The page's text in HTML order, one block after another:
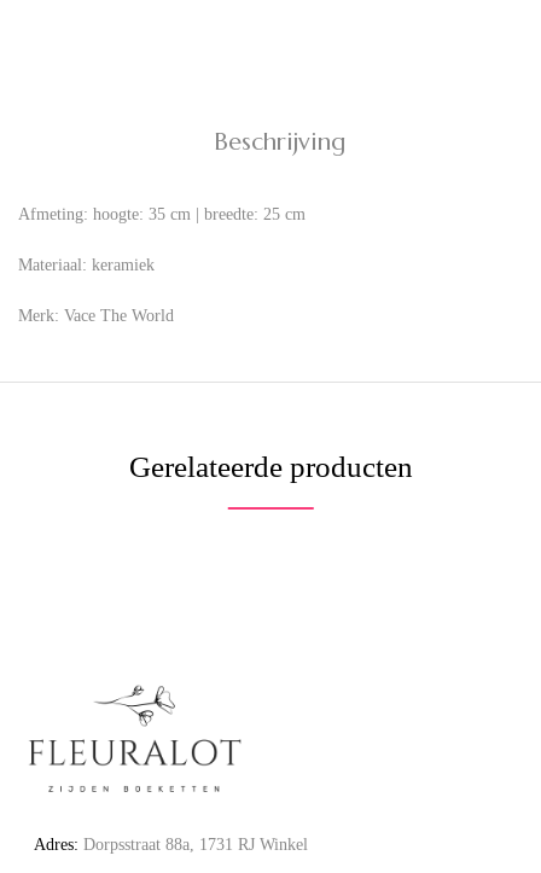
Beschrijving
Afmeting: hoogte: 35 cm | breedte: 25 cm
Materiaal: keramiek
Merk: Vace The World
Gerelateerde producten
Adres: Dorpsstraat 88a, 1731 RJ Winkel